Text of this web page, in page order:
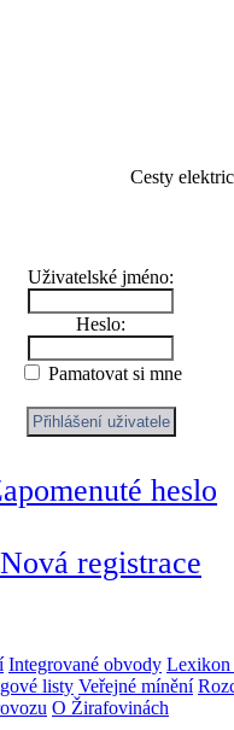
Cesty
Uživatelské jméno:
Heslo:
Pamatovat si mne
heslo
Nová registrace
Integrované obvody Lexikon
listy Veřejné mínění
O Žirafovinách